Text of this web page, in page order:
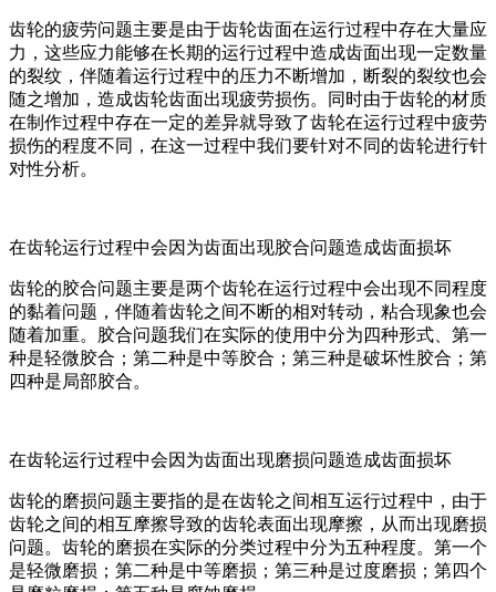
齿轮的疲劳问题主要是由于齿轮齿面在运行过程中存在大量应
力，这些应力能够在长期的运行过程中造成齿面出现一定数量
的裂纹，伴随着运行过程中的压力不断增加，断裂的裂纹也会
随之增加，造成齿轮齿面出现疲劳损伤。同时由于齿轮的材质
在制作过程中存在一定的差异就导致了齿轮在运行过程中疲劳
损伤的程度不同，在这一过程中我们要针对不同的齿轮进行针
对性分析。
在齿轮运行过程中会因为齿面出现胶合问题造成齿面损坏
齿轮的胶合问题主要是两个齿轮在运行过程中会出现不同程度
的黏着问题，伴随着齿轮之间不断的相对转动，粘合现象也会
随着加重。胶合问题我们在实际的使用中分为四种形式、第一
种是轻微胶合；第二种是中等胶合；第三种是破坏性胶合；第
四种是局部胶合。
在齿轮运行过程中会因为齿面出现磨损问题造成齿面损坏
齿轮的磨损问题主要指的是在齿轮之间相互运行过程中，由于
齿轮之间的相互摩擦导致的齿轮表面出现摩擦，从而出现磨损
问题。齿轮的磨损在实际的分类过程中分为五种程度。第一个
是轻微磨损；第二种是中等磨损；第三种是过度磨损；第四个